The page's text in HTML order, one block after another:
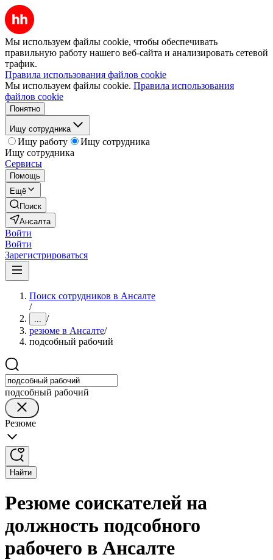
Мы используем файлы cookie, чтобы обеспечивать
правильную работу нашего веб-сайта и анализировать сетевой
трафик.
Правила использования файлов cookie
Мы используем файлы cookie. Правила использования
файлов cookie
Понятно
Ищу сотрудника
Ищу работу
Ищу сотрудника
Ищу сотрудника
Сервисы
Помощь
Ещё
Поиск
Ансалта
Войти
Войти
Зарегистрироваться
Поиск сотрудников в Ансалте
/
... /
резюме в Ансалте/
подсобный рабочий
подсобный рабочий
Резюме
Найти
Резюме соискателей на
должность подсобного
рабочего в Ансалте